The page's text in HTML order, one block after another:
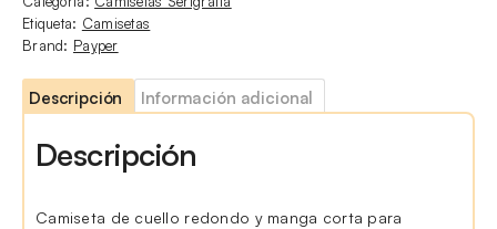
Etiqueta: Camisetas
Brand: Payper
Descripción Información adicional
Descripción
Camiseta de cuello redondo y manga corta para